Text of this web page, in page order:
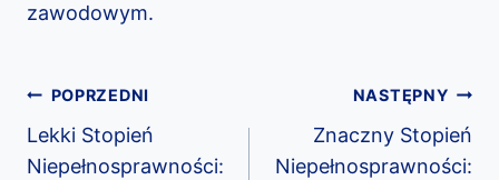
zawodowym.
Nawigacja
wpisu
POPRZEDNI
Lekki Stopień
Niepełnosprawności:
NASTĘPNY
Znaczny Stopień
Niepełnosprawności: